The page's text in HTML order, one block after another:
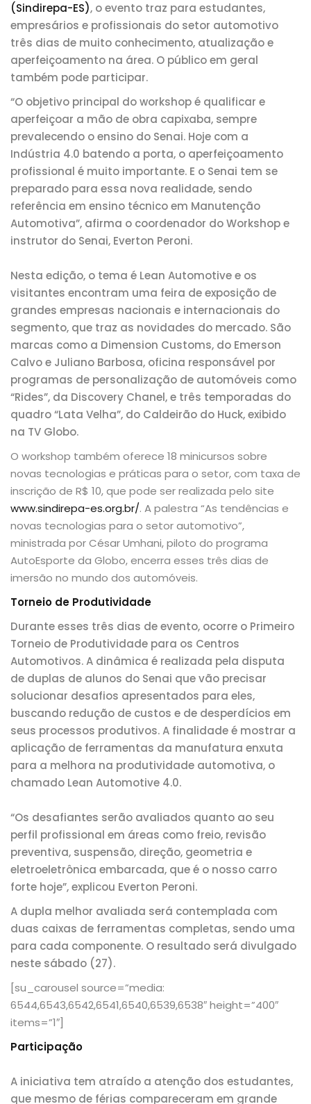
(Sindirepa-ES), o evento traz para estudantes,
empresários e profissionais do setor automotivo
três dias de muito conhecimento, atualização e
aperfeiçoamento na área. O público em geral
também pode participar.
“O objetivo principal do workshop é qualificar e
aperfeiçoar a mão de obra capixaba, sempre
prevalecendo o ensino do Senai. Hoje com a
Indústria 4.0 batendo a porta, o aperfeiçoamento
profissional é muito importante. E o Senai tem se
preparado para essa nova realidade, sendo
referência em ensino técnico em Manutenção
Automotiva”, afirma o coordenador do Workshop e
instrutor do Senai, Everton Peroni.
Nesta edição, o tema é Lean Automotive e os
visitantes encontram uma feira de exposição de
grandes empresas nacionais e internacionais do
segmento, que traz as novidades do mercado. São
marcas como a Dimension Customs, do Emerson
Calvo e Juliano Barbosa, oficina responsável por
programas de personalização de automóveis como
“Rides”, da Discovery Chanel, e três temporadas do
quadro “Lata Velha”, do Caldeirão do Huck, exibido
na TV Globo.
O workshop também oferece 18 minicursos sobre
novas tecnologias e práticas para o setor, com taxa de
inscrição de R$ 10, que pode ser realizada pelo site
www.sindirepa-es.org.br/. A palestra “As tendências e
novas tecnologias para o setor automotivo”,
ministrada por César Umhani, piloto do programa
AutoEsporte da Globo, encerra esses três dias de
imersão no mundo dos automóveis.
Torneio de Produtividade
Durante esses três dias de evento, ocorre o Primeiro
Torneio de Produtividade para os Centros
Automotivos. A dinâmica é realizada pela disputa
de duplas de alunos do Senai que vão precisar
solucionar desafios apresentados para eles,
buscando redução de custos e de desperdícios em
seus processos produtivos. A finalidade é mostrar a
aplicação de ferramentas da manufatura enxuta
para a melhora na produtividade automotiva, o
chamado Lean Automotive 4.0.
“Os desafiantes serão avaliados quanto ao seu
perfil profissional em áreas como freio, revisão
preventiva, suspensão, direção, geometria e
eletroeletrônica embarcada, que é o nosso carro
forte hoje”, explicou Everton Peroni.
A dupla melhor avaliada será contemplada com
duas caixas de ferramentas completas, sendo uma
para cada componente. O resultado será divulgado
neste sábado (27).
[su_carousel source=”media:
6544,6543,6542,6541,6540,6539,6538″ height=”400″
items=”1″]
Participação
A iniciativa tem atraído a atenção dos estudantes,
que mesmo de férias compareceram em grande